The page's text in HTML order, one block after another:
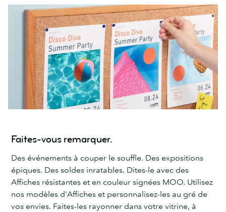
Faites-vous remarquer.
Des événements à couper le souffle. Des expositions
épiques. Des soldes inratables. Dites-le avec des
Affiches résistantes et en couleur signées MOO. Utilisez
nos modèles d'Affiches et personnalisez-les au gré de
vos envies. Faites-les rayonner dans votre vitrine, à